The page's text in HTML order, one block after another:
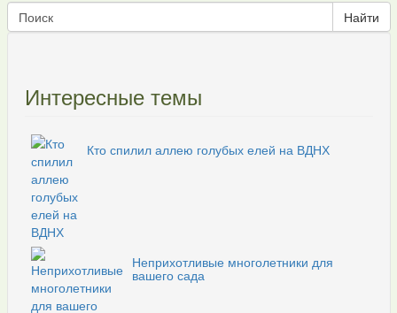
Интересные темы
Кто спилил аллею голубых елей на ВДНХ
Неприхотливые многолетники для
вашего сада